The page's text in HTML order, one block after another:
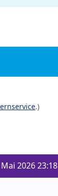
.)
2026 23:18